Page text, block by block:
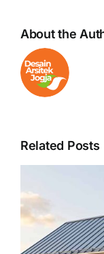
About the
Related Posts